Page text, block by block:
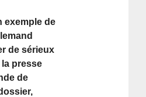
exemple de
de sérieux
presse
de